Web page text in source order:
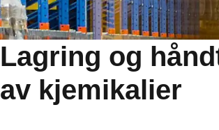
Lagring og
av kjemikalier